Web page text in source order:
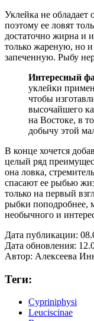
Уклейка не
поэтому ее ловят
достаточно жирна и
только жареную, но
запеченную. Рыбу
Интересный
уклейки
чтобы
высочайшего
на Востоке, в
добычу этой
В конце хочется
целый ряд
она ловка,
спасают ее рыбью
только на первый
рыбки поподробнее,
необычного и
Дата публикации:
Дата обновления:
Автор: Алексеева
Теги:
Cypriniphysi
Leuciscinae